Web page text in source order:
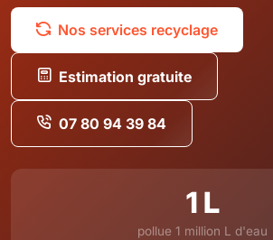
Nos services recyclage
Estimation gratuite
07 80 94 39 84
1 L
pollue 1 million L d'eau